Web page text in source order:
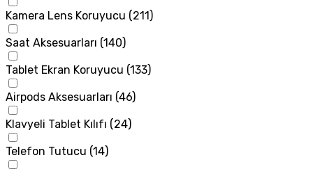
Kamera Lens Koruyucu (211)
Saat Aksesuarları (140)
Tablet Ekran Koruyucu (133)
Airpods Aksesuarları (46)
Klavyeli Tablet Kılıfı (24)
Telefon Tutucu (14)